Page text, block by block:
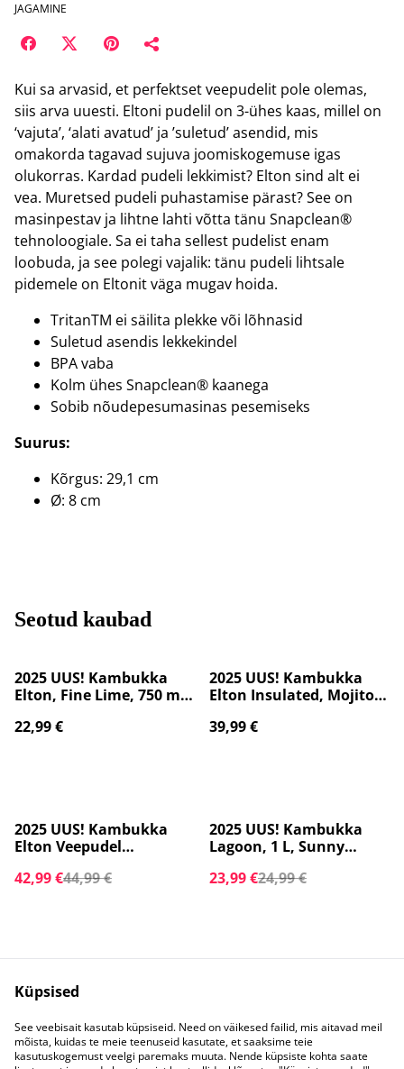
JAGAMINE
Kui sa arvasid, et perfektset veepudelit pole olemas,
siis arva uuesti. Eltoni pudelil on 3-ühes kaas, millel on
‘vajuta’, ‘alati avatud’ ja ’suletud’ asendid, mis
omakorda tagavad sujuva joomiskogemuse igas
olukorras. Kardad pudeli lekkimist? Elton sind alt ei
vea. Muretsed pudeli puhastamise pärast? See on
masinpestav ja lihtne lahti võtta tänu Snapclean®
tehnoloogiale. Sa ei taha sellest pudelist enam
loobuda, ja see polegi vajalik: tänu pudeli lihtsale
pidemele on Eltonit väga mugav hoida.
TritanTM ei säilita plekke või lõhnasid
Suletud asendis lekkekindel
BPA vaba
Kolm ühes Snapclean® kaanega
Sobib nõudepesumasinas pesemiseks
Suurus:
Kõrgus: 29,1 cm
Ø: 8 cm
Seotud kaubad
2025 UUS! Kambukka
Elton, Fine Lime, 750 ml,
03040
22,99 €
2025 UUS! Kambukka
Elton Insulated, Mojito
ml - Veepudel 11-03042
39,99 €
%
2025 UUS! Kambukka
Elton Veepudel
Ambition, roosa, 1 L 11-
42,99 €44,99 €
%
2025 UUS! Kambukka
Lagoon, 1 L, Sunny
04055
23,99 €24,99 €
Võta meiega
ühendust
Juriidilised
tingimused
Küpsised
See veebisait kasutab küpsiseid. Need on väikesed failid, mis aitavad meil
mõista, kuidas te meie teenuseid kasutate, et saaksime teie
kasutuskogemust veelgi paremaks muuta. Nende küpsiste kohta saate